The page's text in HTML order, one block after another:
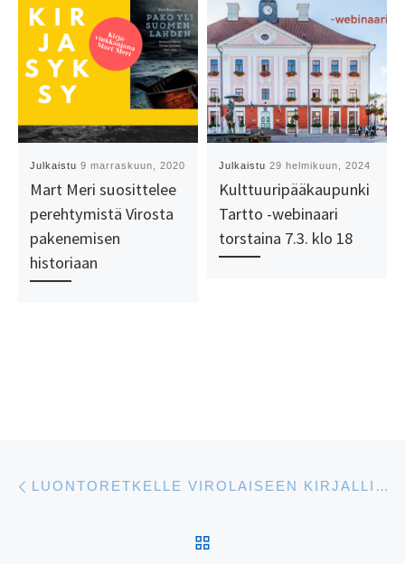
Julkaistu9 marraskuun, 2020
Mart Meri suosittelee
perehtymistä Virosta
pakenemisen
historiaan
Julkaistu29 helmikuun, 2024
Kulttuuripääkaupunki
Tartto -webinaari
torstaina 7.3. klo 18
Artikkelien navigointi LUONTORETKELLE VIROLAISEEN KIRJALLISUUTEEN